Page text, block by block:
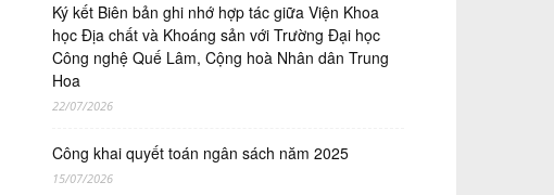
Ký kết Biên bản ghi nhớ hợp tác giữa Viện Khoa
học Địa chất và Khoáng sản với Trường Đại học
Công nghệ Quế Lâm, Cộng hoà Nhân dân Trung
Hoa
22/07/2026
Công khai quyết toán ngân sách năm 2025
15/07/2026